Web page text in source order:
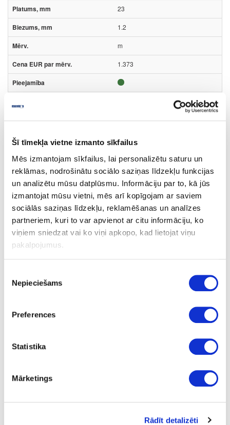
Šī tīmekļa vietne izmanto sīkfailus
Mēs izmantojam sīkfailus, lai personalizētu saturu un
reklāmas, nodrošinātu sociālo saziņas līdzekļu funkcijas
un analizētu mūsu datplūsmu. Informāciju par to, kā jūs
izmantojat mūsu vietni, mēs arī kopīgojam ar saviem
sociālās saziņas līdzekļu, reklamēšanas un analīzes
partneriem, kuri to var apvienot ar citu informāciju, ko
viņiem sniedzat vai ko viņi apkopo, kad lietojat viņu
pakalpojumus.
izvēle
Nepieciešams
Preferences
Statistika
Mārketings
Rādīt detalizēti
23
1.2
m
1.373
MATT- matēts;
Apjoma atlaides: 1-3 ruļļiem 15%, 4-6 ruļļiem 20%, vairāk kā 10
ruļļiem 26%. Dekoriem ar atzīmi "Īpaša cena" maksimālā atlaide
ruļļiem 15%. Pilniem ruļļiem atlaide 15%.
SAISTĪTIE PRODUKTI
lentes
Vienkrāsaini dekori
23